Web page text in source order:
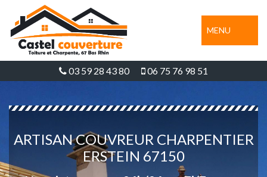
MENU
03 59 28 43 80 06 75 76 98 51
ARTISAN COUVREUR CHARPENTIER
ERSTEIN 67150